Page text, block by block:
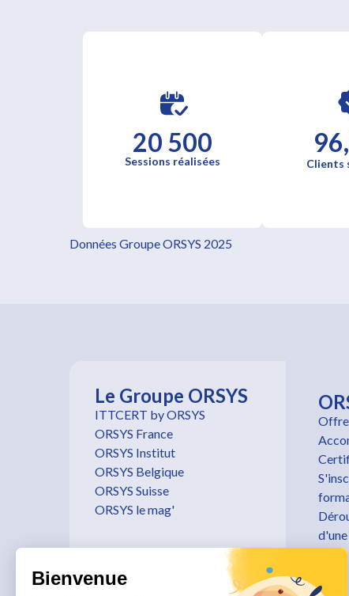
Bienvenue
20 500
Sessions réalisées Clients
Données Groupe ORSYS 2025
Le Groupe ORSYS
ITTCERT by ORSYS
ORSYS France
ORSYS Institut
ORSYS Belgique
ORSYS Suisse
ORSYS le mag'
Offre